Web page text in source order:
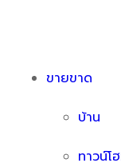
ขายขาด
บ้าน
ทาวน์โ